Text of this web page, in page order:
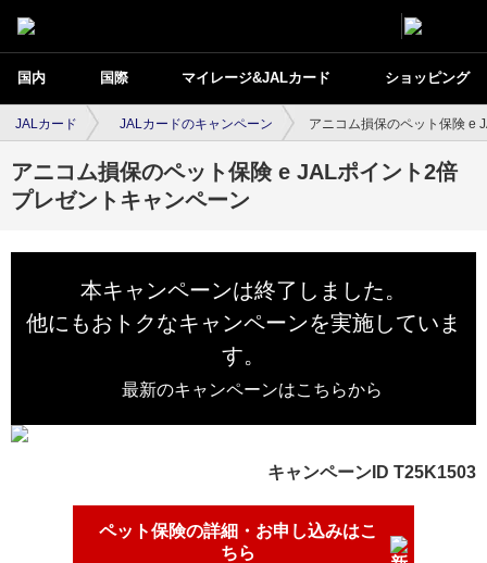
国内 国際 マイレージ&JALカード ショッピング
JALカード JALカードのキャンペーン アニコム損保のペット保険 e
アニコム損保のペット保険 e JALポイント2倍
プレゼントキャンペーン
本キャンペーンは終了しました。
他にもおトクなキャンペーンを実施していま
す。
最新のキャンペーンはこちらから
キャンペーンID T25K1503
ペット保険の詳細・お申し込みはこ
ちら